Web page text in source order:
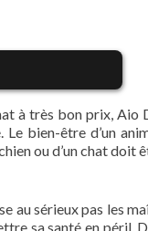
à très bon prix,
Le bien-être d’un
ou d’un chat
au sérieux pas les
sa santé en